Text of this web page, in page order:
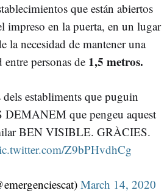
que están abiertos
impreso en la puerta, en un lugar
la necesidad de mantener una
personas de 1,5 metros.
establiments que puguin
DEMANEM que pengeu aquest
BEN VISIBLE. GRÀCIES.
Z9bPHvdhCg
March 14, 2020